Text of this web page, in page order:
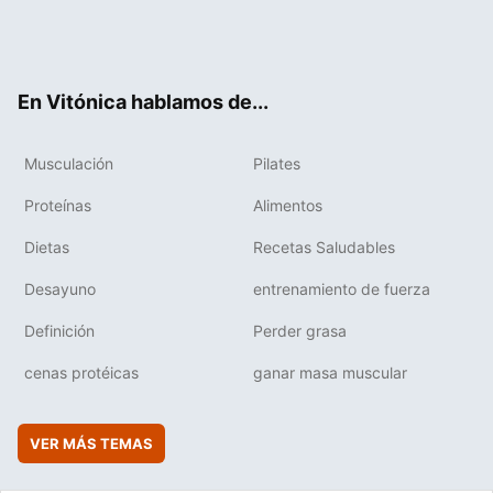
En Vitónica hablamos de...
Musculación Pilates
Proteínas Alimentos
Dietas Recetas Saludables
Desayuno entrenamiento de fuerza
Definición Perder grasa
cenas protéicas ganar masa muscular
VER MÁS TEMAS